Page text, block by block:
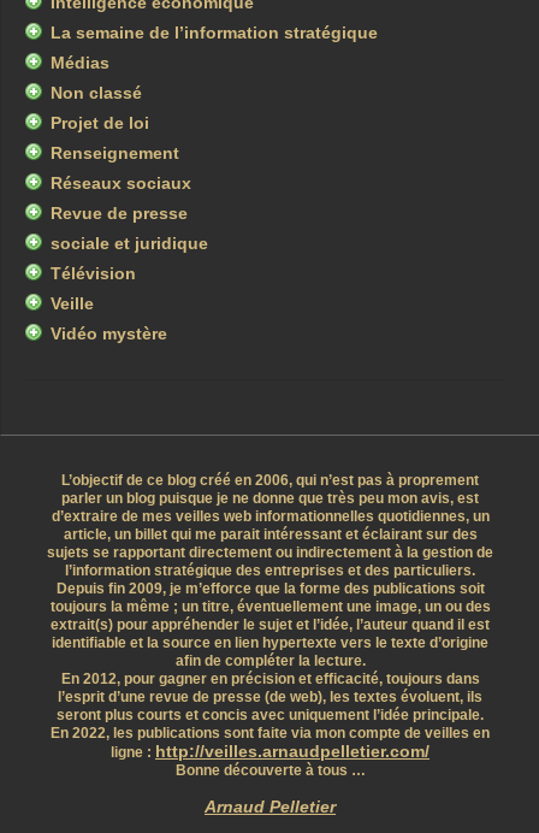
La semaine de l’information stratégique
Médias
Non classé
Projet de loi
Renseignement
Réseaux sociaux
Revue de presse
sociale et juridique
Télévision
Veille
Vidéo mystère
L’objectif de ce blog créé en 2006, qui n’est pas à proprement
parler un blog puisque je ne donne que très peu mon avis, est
d’extraire de mes veilles web informationnelles quotidiennes, un
article, un billet qui me parait intéressant et éclairant sur des
sujets se rapportant directement ou indirectement à la gestion de
l’information stratégique des entreprises et des particuliers.
Depuis fin 2009, je m’efforce que la forme des publications soit
toujours la même ; un titre, éventuellement une image, un ou des
extrait(s) pour appréhender le sujet et l’idée, l’auteur quand il est
identifiable et la source en lien hypertexte vers le texte d’origine
afin de compléter la lecture.
En 2012, pour gagner en précision et efficacité, toujours dans
l’esprit d’une revue de presse (de web), les textes évoluent, ils
seront plus courts et concis avec uniquement l’idée principale.
En 2022, les publications sont faite via mon compte de veilles en
ligne : http://veilles.arnaudpelletier.com/
Bonne découverte à tous …
Arnaud Pelletier